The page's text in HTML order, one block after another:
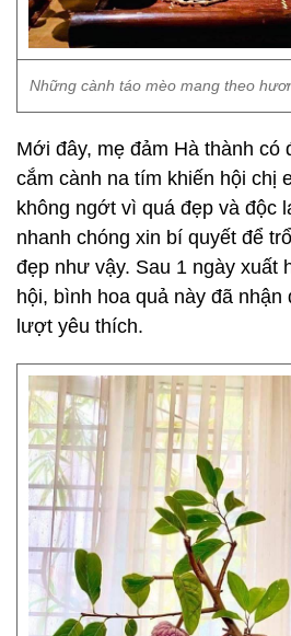
Những cành táo mèo mang theo
Mới đây, mẹ đảm Hà thành có
cắm cành na tím khiến hội chị
không ngớt vì quá đẹp và độc
nhanh chóng xin bí quyết để
đẹp như vậy. Sau 1 ngày xuất
hội, bình hoa quả này đã
lượt yêu thích.